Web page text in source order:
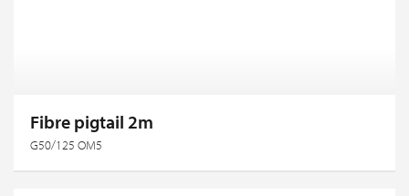
Fibre pigtail 2m
G50/125 OM5